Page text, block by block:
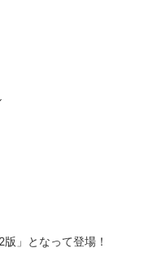
」となって登場！